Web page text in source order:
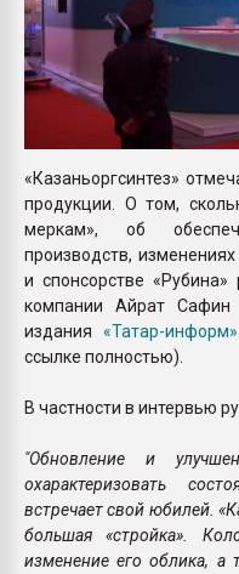
«Казаньоргсинтез»
продукции. О том,
меркам», об
производств,
и спонсорстве «Рубина»
компании Айрат Сафин
издания«Татар-информ»
ссылке полностью).
В частности в интервью
"Обновление и
охарактеризовать
встречает свой юбилей.
большая «стройка».
изменение его облика, а